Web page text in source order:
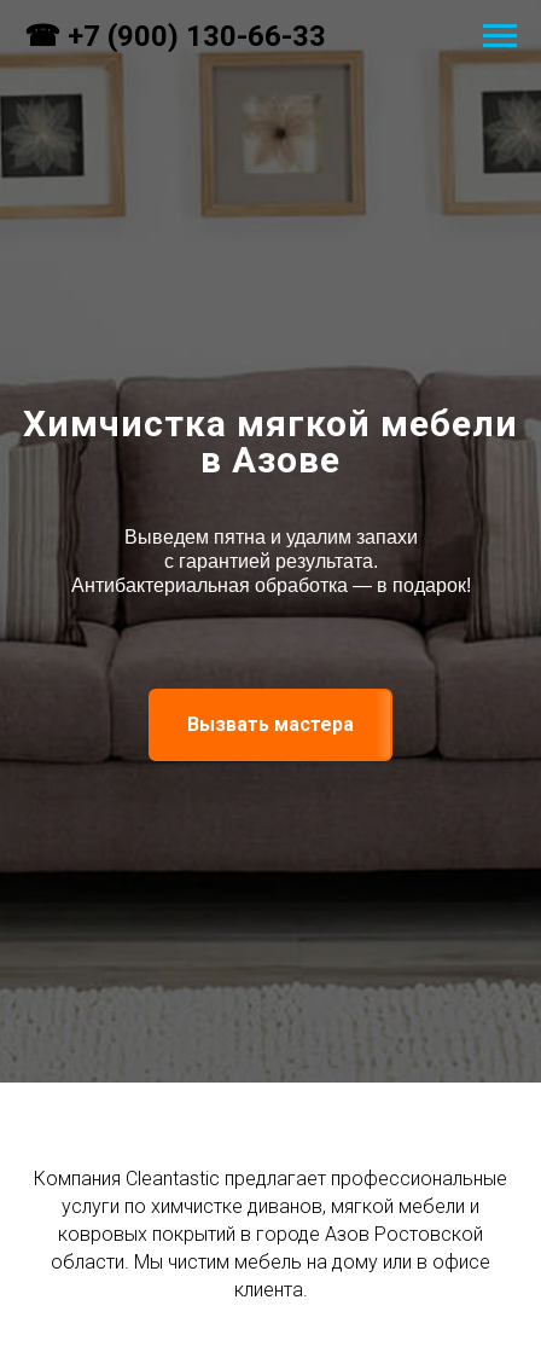
☎ +7 (900) 130-66-33
Химчистка мягкой мебели
в Азове
Выведем пятна и удалим запахи
с гарантией результата.
Антибактериальная обработка — в подарок!
Вызвать мастера
Компания Cleantastic предлагает профессиональные
услуги по химчистке диванов, мягкой мебели и
ковровых покрытий в городе Азов Ростовской
области. Мы чистим мебель на дому или в офисе
клиента.